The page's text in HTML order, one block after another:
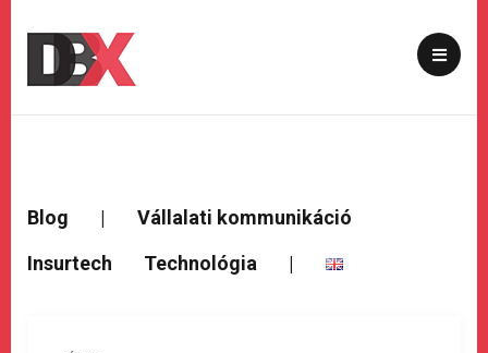
Blog |
Vállalati kommunikáció
Insurtech
Technológia |